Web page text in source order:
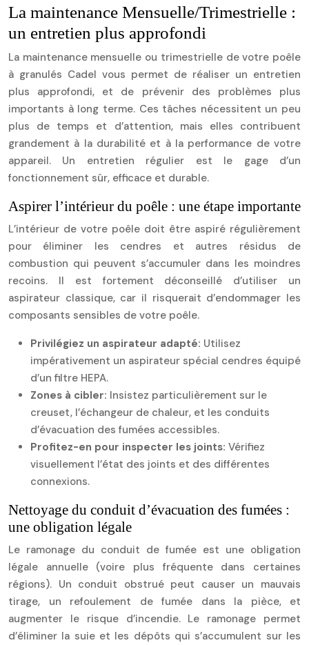
La maintenance Mensuelle/Trimestrielle :
un entretien plus approfondi
La maintenance mensuelle ou trimestrielle de votre poêle
à granulés Cadel vous permet de réaliser un entretien
plus approfondi, et de prévenir des problèmes plus
importants à long terme. Ces tâches nécessitent un peu
plus de temps et d’attention, mais elles contribuent
grandement à la durabilité et à la performance de votre
appareil. Un entretien régulier est le gage d’un
fonctionnement sûr, efficace et durable.
Aspirer l’intérieur du poêle : une étape importante
L’intérieur de votre poêle doit être aspiré régulièrement
pour éliminer les cendres et autres résidus de
combustion qui peuvent s’accumuler dans les moindres
recoins. Il est fortement déconseillé d’utiliser un
aspirateur classique, car il risquerait d’endommager les
composants sensibles de votre poêle.
Privilégiez un aspirateur adapté: Utilisez
impérativement un aspirateur spécial cendres équipé
d’un filtre HEPA.
Zones à cibler: Insistez particulièrement sur le
creuset, l’échangeur de chaleur, et les conduits
d’évacuation des fumées accessibles.
Profitez-en pour inspecter les joints: Vérifiez
visuellement l’état des joints et des différentes
connexions.
Nettoyage du conduit d’évacuation des fumées :
une obligation légale
Le ramonage du conduit de fumée est une obligation
légale annuelle (voire plus fréquente dans certaines
régions). Un conduit obstrué peut causer un mauvais
tirage, un refoulement de fumée dans la pièce, et
augmenter le risque d’incendie. Le ramonage permet
d’éliminer la suie et les dépôts qui s’accumulent sur les